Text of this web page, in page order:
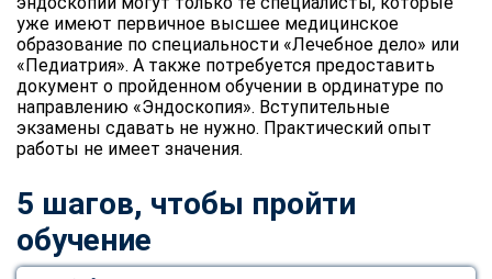
уже имеют первичное высшее медицинское
образование по специальности «Лечебное дело» или
«Педиатрия». А также потребуется предоставить
документ о пройденном обучении в ординатуре по
направлению «Эндоскопия». Вступительные
экзамены сдавать не нужно. Практический опыт
работы не имеет значения.
5 шагов, чтобы пройти
обучение